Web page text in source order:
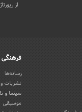
از
فرهنگی
رسانه‌ها
نشریات
سینما و
موسیقی